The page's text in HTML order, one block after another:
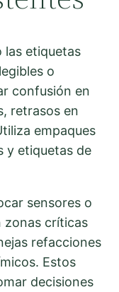
las etiquetas
o
confusión en
retrasos en
empaques
y etiquetas de
sensores o
zonas críticas
refacciones
Estos
decisiones